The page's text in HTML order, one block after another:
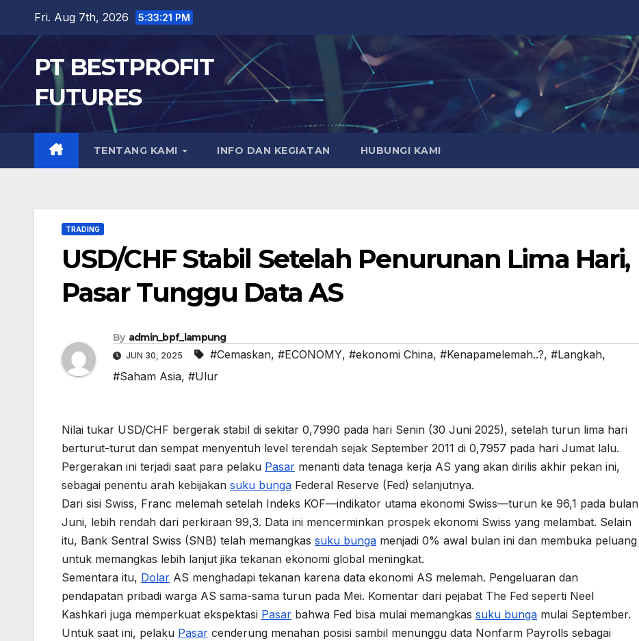
content
Fri. Aug 7th, 2026 5:33:22 PM
PT BESTPROFIT
FUTURES
TENTANG KAMI INFO DAN KEGIATAN HUBUNGI KAMI
TRADING
USD/CHF Stabil Setelah Penurunan Lima Hari,
Pasar Tunggu Data AS
By admin_bpf_lampung
JUN 30, 2025 #Cemaskan, #ECONOMY, #ekonomi China, #Kenapamelemah..?, #Langkah,
#Saham Asia, #Ulur
Nilai tukar USD/CHF bergerak stabil di sekitar 0,7990 pada hari Senin (30 Juni 2025), setelah turun lima hari
berturut-turut dan sempat menyentuh level terendah sejak September 2011 di 0,7957 pada hari Jumat lalu.
Pergerakan ini terjadi saat para pelaku Pasar menanti data tenaga kerja AS yang akan dirilis akhir pekan ini,
sebagai penentu arah kebijakan suku bunga Federal Reserve (Fed) selanjutnya.
Dari sisi Swiss, Franc melemah setelah Indeks KOF—indikator utama ekonomi Swiss—turun ke 96,1 pada bulan
Juni, lebih rendah dari perkiraan 99,3. Data ini mencerminkan prospek ekonomi Swiss yang melambat. Selain
itu, Bank Sentral Swiss (SNB) telah memangkas suku bunga menjadi 0% awal bulan ini dan membuka peluang
untuk memangkas lebih lanjut jika tekanan ekonomi global meningkat.
Sementara itu, Dolar AS menghadapi tekanan karena data ekonomi AS melemah. Pengeluaran dan
pendapatan pribadi warga AS sama-sama turun pada Mei. Komentar dari pejabat The Fed seperti Neel
Kashkari juga memperkuat ekspektasi Pasar bahwa Fed bisa mulai memangkas suku bunga mulai September.
Untuk saat ini, pelaku Pasar cenderung menahan posisi sambil menunggu data Nonfarm Payrolls sebagai